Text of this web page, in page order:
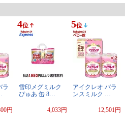
ラ
円
4位
雪印メグミルク
ぴゅあ 缶 8…
4,033円
5位
アイクレオ バラ
ンスミルク …
12,501円